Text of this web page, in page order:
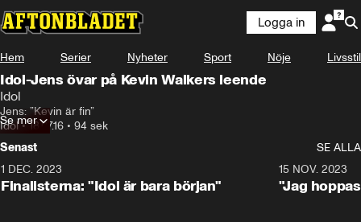
Logga in
Hem Serier Nyheter Sport Nöje Livsstil
Idol-Jens övar på Kevin Walkers leende
Idol
Jens: ”Kevin är fin”
Idol•18.07.16 • 94 sek
Se mer
Senast
SE ALLA
1 DEC. 2023
Finalisterna: "Idol är bara början"
15 NOV. 2023
"Jag